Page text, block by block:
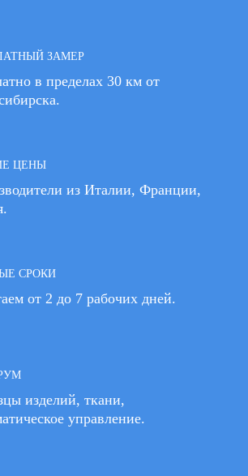
ЗАМЕР
в пределах 30 км от
ЦЕНЫ
из Италии, Франции,
СРОКИ
от 2 до 7 рабочих дней.
изделий, ткани,
управление.